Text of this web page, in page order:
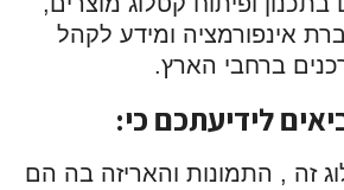
אינפורמציה ומידע לקהל
ברחבי הארץ.
לידיעתכם כי:
זה , התמונות והאריזה בה הם